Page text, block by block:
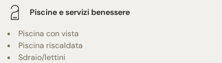
Piscine e servizi benessere
Piscina con vista
Piscina riscaldata
Sdraio/lettini